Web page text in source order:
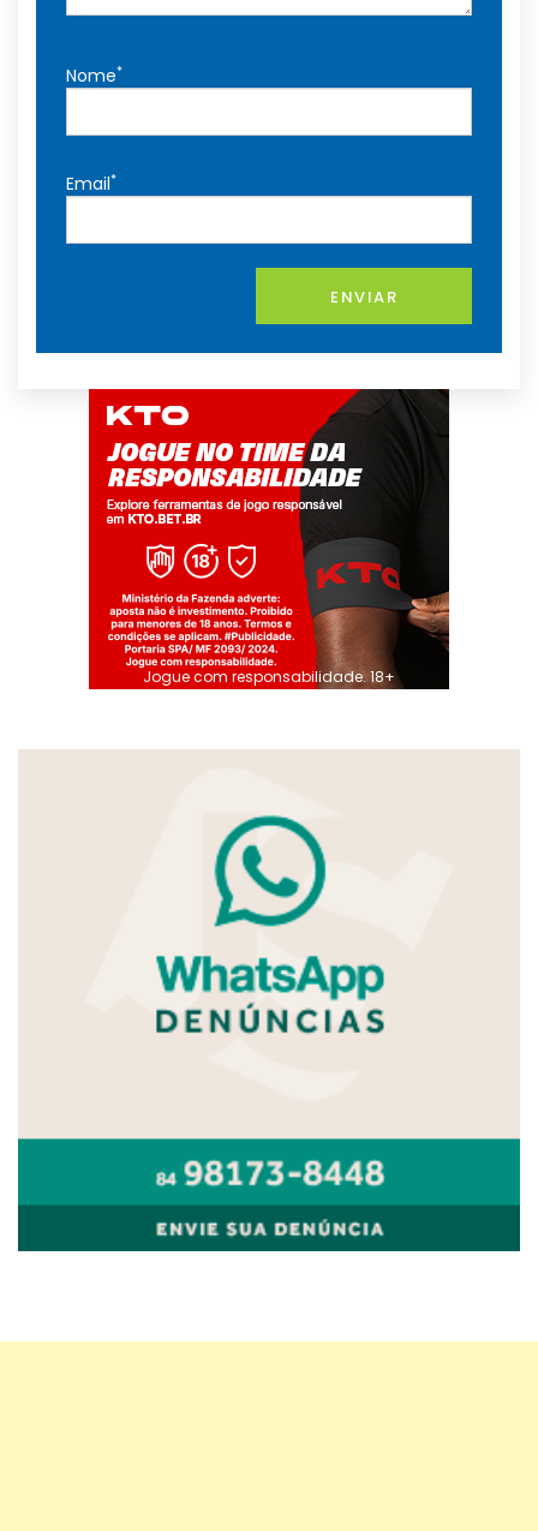
Nome*
Email*
ENVIAR
Jogue com responsabilidade. 18+